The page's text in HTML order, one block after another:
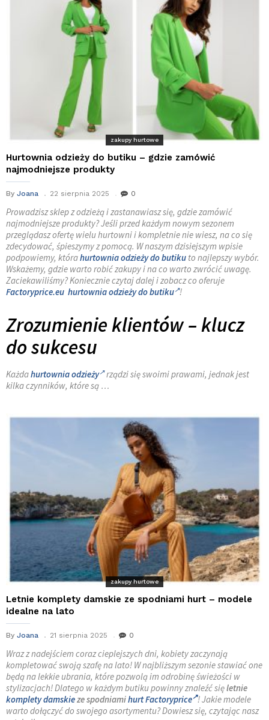
zakupy hurtowe
Hurtownia odzieży do butiku – gdzie zamówić
najmodniejsze produkty
By Joana 22 sierpnia 2025 0
Prowadzisz sklep z odzieżą i zastanawiasz się, gdzie zamówić
najmodniejsze produkty? Jeśli przed każdym nowym sezonem
przeglądasz ofertę wielu hurtowni i kompletnie nie wiesz, na co się
zdecydować, śpieszymy z pomocą. W naszym dzisiejszym wpisie
podpowiemy, którahurtownia odzieży do butiku to najlepszy wybór.
Wskażemy, gdzie warto robić zakupy i na co warto zwrócić uwagę.
Zaciekawiliśmy? Koniecznie czytaj dalej i zobacz co oferuje
Factoryprice.eu hurtownia odzieży do butiku !
Zrozumienie klientów – klucz
do sukcesu
Każdahurtownia odzieży rządzi się swoimi prawami, jednak jest
kilka czynników, które są …
zakupy hurtowe
Letnie komplety damskie ze spodniami hurt – modele
idealne na lato
By Joana 21 sierpnia 2025 0
Wraz z nadejściem coraz cieplejszych dni, kobiety zaczynają
kompletować swoją szafę na lato! W najbliższym sezonie stawiać one
będą na lekkie ubrania, które pozwolą im odrobinę świeżości w
stylizacjach! Dlatego w każdym butiku powinny znaleźć sięletnie
komplety damskieze spodniamihurt Factoryprice ! Jakie modele
warto dołączyć do swojego asortymentu? Dowiesz się, czytając nasz